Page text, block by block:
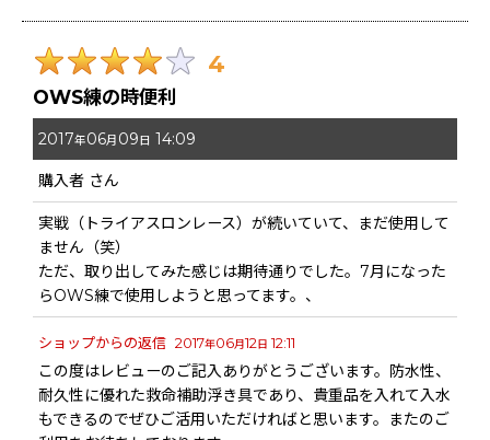
4
OWS練の時便利
2017年06月 09日 14:09
購入者 さん
実戦（トライアスロンレース）が続いていて、まだ使用して
ません（笑）
ただ、取り出してみた感じは期待通りでした。7月になった
らOWS練で使用しようと思ってます。、
ショップからの返信 2017年06月12日 12:11
この度はレビューのご記入ありがとうございます。防水性、
耐久性に優れた救命補助浮き具であり、貴重品を入れて入水
もできるのでぜひご活用いただければと思います。またのご